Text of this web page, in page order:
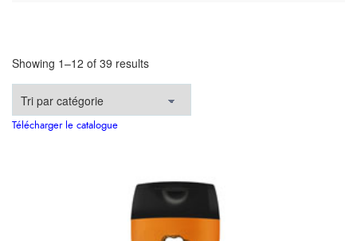
Showing 1–12 of 39 results
Télécharger le catalogue